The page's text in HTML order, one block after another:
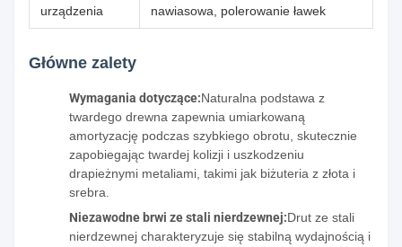
urządzenia
nawiasowa, polerowanie ławek
Główne zalety
Wymagania dotyczące:Naturalna podstawa z
twardego drewna zapewnia umiarkowaną
amortyzację podczas szybkiego obrotu, skutecznie
zapobiegając twardej kolizji i uszkodzeniu
drapieżnymi metaliami, takimi jak biżuteria z złota i
srebra.
Niezawodne brwi ze stali nierdzewnej:Drut ze stali
nierdzewnej charakteryzuje się stabilną wydajnością i